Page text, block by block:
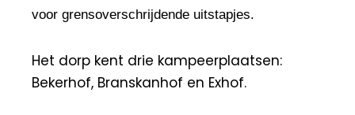
voor grensoverschrijdende uitstapjes.
Het dorp kent drie kampeerplaatsen:
Bekerhof, Branskanhof en Exhof.